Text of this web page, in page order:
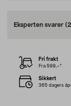
Eksperten svarer
Fri frakt
Fra 599,–*
Sikkert
365 dagers